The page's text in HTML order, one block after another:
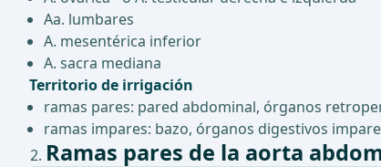
Aa. lumbares
A. mesentérica inferior
A. sacra mediana
Territorio de irrigación
ramas pares: pared abdominal, órganos
ramas impares: bazo, órganos digestivos
Ramas pares de la aorta